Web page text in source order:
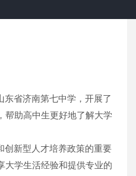
省济南第七中学，开展了
帮助高中生更好地了解大学
创新型人才培养政策的重要
大学生活经验和提供专业的